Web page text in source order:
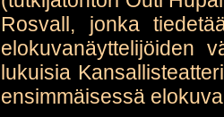
Rosvall, jonka
elokuvanäyttelijöiden
lukuisia
ensimmäisessä